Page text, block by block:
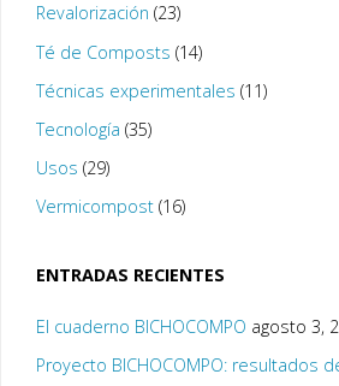
Revalorización (23)
Té de Composts (14)
Técnicas experimentales (11)
Tecnología (35)
Usos (29)
Vermicompost(16)
ENTRADAS RECIENTES
El cuaderno BICHOCOMPO agosto 3,
Proyecto BICHOCOMPO: resultados